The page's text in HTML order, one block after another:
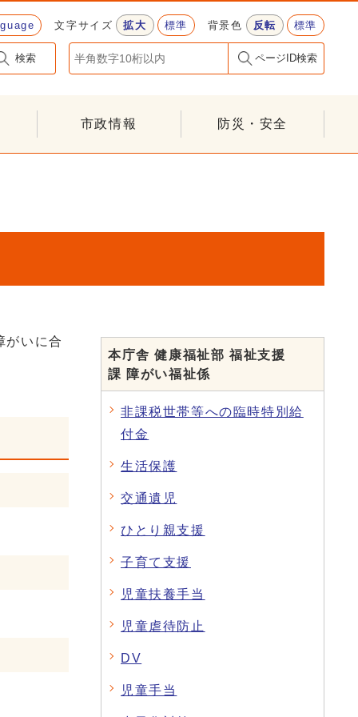
文字サイズ 拡大 標準 背景色 反転 標準
検索 ページID検索
市政情報 防災・安全
がいに合
本庁舎 健康福祉部 福祉支援
課 障がい福祉係
非課税世帯等への臨時特別給
付金
生活保護
交通遺児
ひとり親支援
子育て支援
児童扶養手当
児童虐待防止
DV
児童手当